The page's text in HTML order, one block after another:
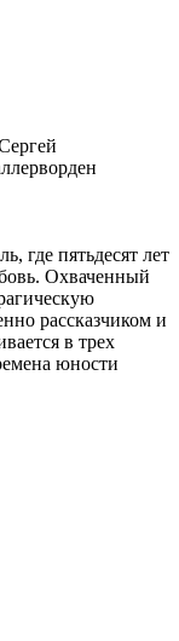
где пятьдесят лет
Охваченный
рассказчиком и
в трех
юности